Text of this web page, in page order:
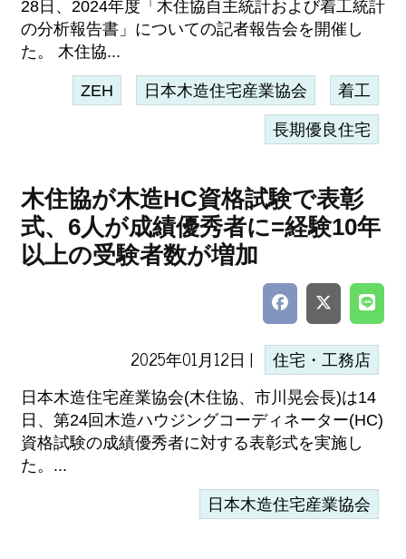
28日、2024年度「木住協自主統計および着工統計
の分析報告書」についての記者報告会を開催し
た。 木住協...
ZEH 日本木造住宅産業協会 着工
長期優良住宅
木住協が木造HC資格試験で表彰
式、6人が成績優秀者に=経験10年
以上の受験者数が増加
2025年01月12日 | 住宅・工務店
日本木造住宅産業協会(木住協、市川晃会長)は14
日、第24回木造ハウジングコーディネーター(HC)
資格試験の成績優秀者に対する表彰式を実施し
た。...
日本木造住宅産業協会